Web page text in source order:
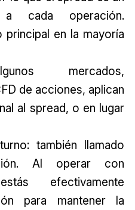
cada operación.
principal en la mayoría
mercados,
de acciones, aplican
al spread, o en lugar
también llamado
Al operar con
efectivamente
para mantener la